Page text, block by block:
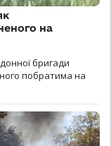
на
бригади
побратима на